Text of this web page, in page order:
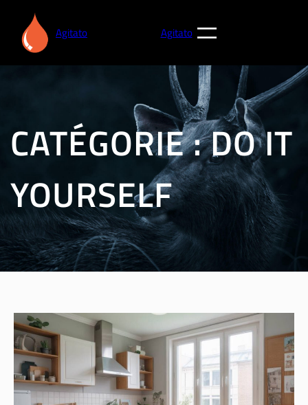
contenu
Agitato Agitato
CATÉGORIE :DO IT
YOURSELF